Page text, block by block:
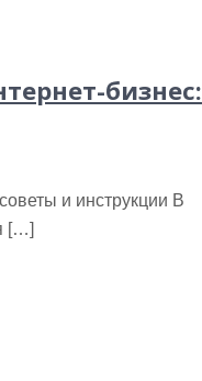
бизнес:
и инструкции В
[…]